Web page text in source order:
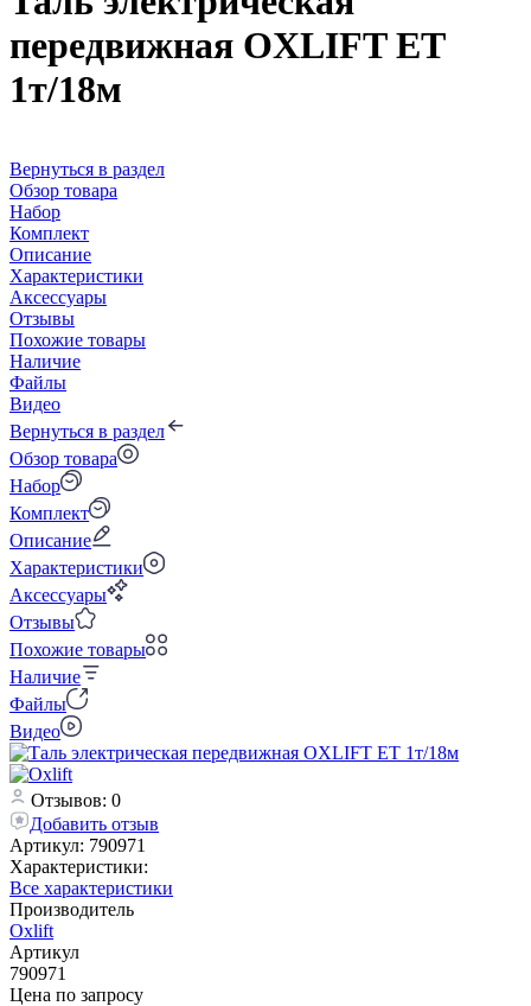
передвижная OXLIFT ET
1т/18м
Вернуться в раздел
Обзор товара
Набор
Комплект
Описание
Характеристики
Аксессуары
Отзывы
Похожие товары
Наличие
Файлы
Видео
Вернуться в раздел
Обзор товара
Набор
Комплект
Описание
Характеристики
Аксессуары
Отзывы
Похожие товары
Наличие
Файлы
Видео
Отзывов: 0
Добавить отзыв
Артикул: 790971
Характеристики:
Все характеристики
Производитель
Oxlift
Артикул
790971
Цена по запросу